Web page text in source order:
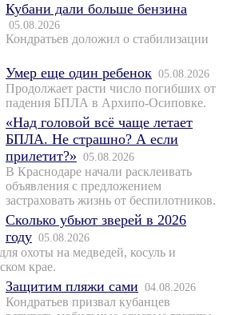
Кубани дали больше бензина
05.08.2026
Кондратьев доложил о стабилизации
Умер еще один ребенок 05.08.2026
Продолжает расти число погибших от
падения БПЛА в Архипо-Осиповке.
«Над головой всё чаще летает
БПЛА. Не страшно? А если
прилетит?» 05.08.2026
В Краснодаре начали расклеивать
объявления с предложением
застраховать жизнь от беспилотников.
Сколько убьют зверей в 2026
году 05.08.2026
охоты на медведей, косуль и
крае.
Защитим пляжи сами 04.08.2026
Кондратьев призвал кубанцев